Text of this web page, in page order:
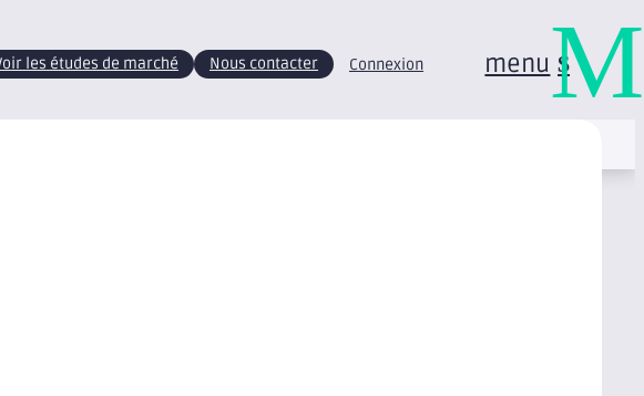
les études de marché Nous contacter Connexion menuM